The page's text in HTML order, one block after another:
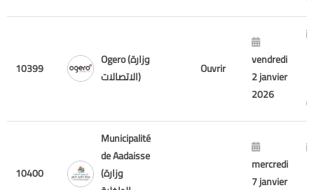
10399
Ogero (وزارة
الاتصالات)
Ouvrir
vendredi
2 janvier
2026
10400
Municipalité
de Aadaisse
(وزارة
mercredi
7 janvier